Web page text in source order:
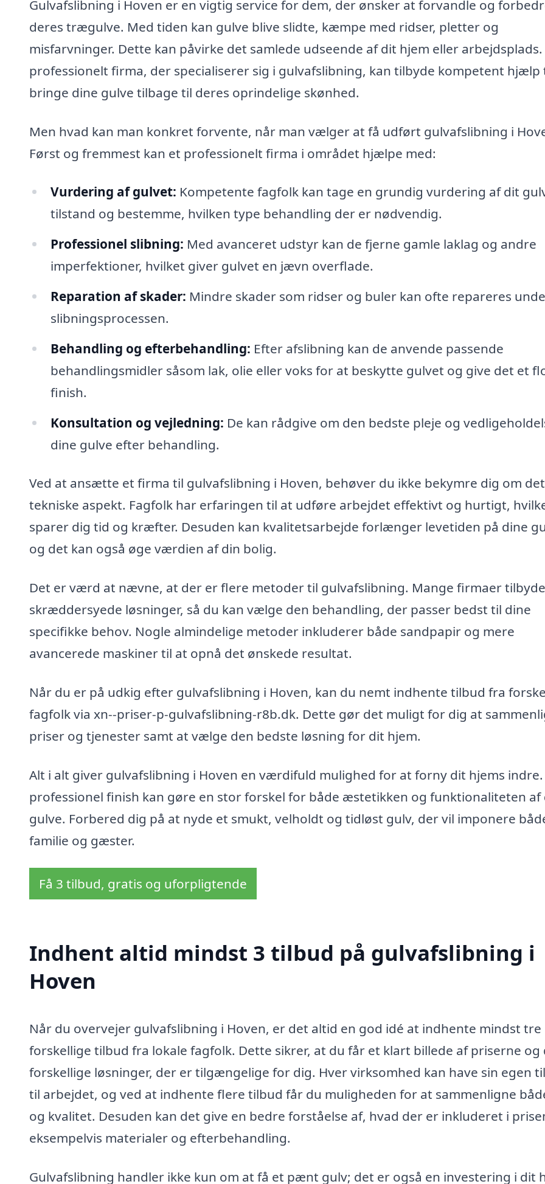
Gulvafslibning i Hoven er en vigtig service for dem, der ønsker at forvandle og
deres trægulve. Med tiden kan gulve blive slidte, kæmpe med ridser, pletter og
misfarvninger. Dette kan påvirke det samlede udseende af dit hjem eller arbejdsplads.
professionelt firma, der specialiserer sig i gulvafslibning, kan tilbyde kompetent hjælp
bringe dine gulve tilbage til deres oprindelige skønhed.
Men hvad kan man konkret forvente, når man vælger at få udført gulvafslibning i
Først og fremmest kan et professionelt firma i området hjælpe med:
Vurdering af gulvet: Kompetente fagfolk kan tage en grundig vurdering af dit
tilstand og bestemme, hvilken type behandling der er nødvendig.
Professionel slibning: Med avanceret udstyr kan de fjerne gamle laklag og andre
imperfektioner, hvilket giver gulvet en jævn overflade.
Reparation af skader: Mindre skader som ridser og buler kan ofte repareres
slibningsprocessen.
Behandling og efterbehandling: Efter afslibning kan de anvende passende
behandlingsmidler såsom lak, olie eller voks for at beskytte gulvet og give det et
finish.
Konsultation og vejledning: De kan rådgive om den bedste pleje og
dine gulve efter behandling.
Ved at ansætte et firma til gulvafslibning i Hoven, behøver du ikke bekymre dig om det
tekniske aspekt. Fagfolk har erfaringen til at udføre arbejdet effektivt og hurtigt,
sparer dig tid og kræfter. Desuden kan kvalitetsarbejde forlænger levetiden på dine
og det kan også øge værdien af din bolig.
Det er værd at nævne, at der er flere metoder til gulvafslibning. Mange firmaer
skræddersyede løsninger, så du kan vælge den behandling, der passer bedst til dine
specifikke behov. Nogle almindelige metoder inkluderer både sandpapir og mere
avancerede maskiner til at opnå det ønskede resultat.
Når du er på udkig efter gulvafslibning i Hoven, kan du nemt indhente tilbud fra
fagfolk via xn--priser-p-gulvafslibning-r8b.dk. Dette gør det muligt for dig at
priser og tjenester samt at vælge den bedste løsning for dit hjem.
Alt i alt giver gulvafslibning i Hoven en værdifuld mulighed for at forny dit hjems indre.
professionel finish kan gøre en stor forskel for både æstetikken og funktionaliteten af
gulve. Forbered dig på at nyde et smukt, velholdt og tidløst gulv, der vil imponere
familie og gæster.
Få 3 tilbud, gratis og uforpligtende
Indhent altid mindst 3 tilbud på gulvafslibning i
Hoven
Når du overvejer gulvafslibning i Hoven, er det altid en god idé at indhente mindst tre
forskellige tilbud fra lokale fagfolk. Dette sikrer, at du får et klart billede af priserne og
forskellige løsninger, der er tilgængelige for dig. Hver virksomhed kan have sin egen
til arbejdet, og ved at indhente flere tilbud får du muligheden for at sammenligne
og kvalitet. Desuden kan det give en bedre forståelse af, hvad der er inkluderet i
eksempelvis materialer og efterbehandling.
Gulvafslibning handler ikke kun om at få et pænt gulv; det er også en investering i dit